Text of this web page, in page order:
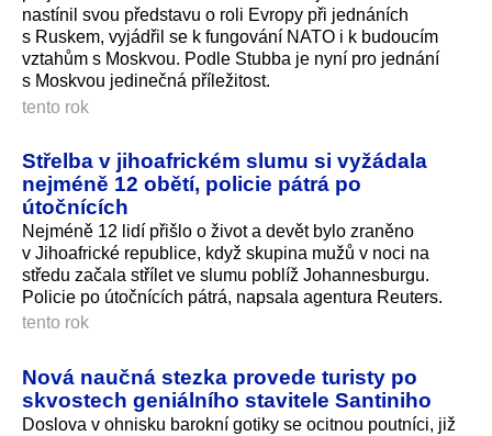
nastínil svou představu o roli Evropy při jednáních
s Ruskem, vyjádřil se k fungování NATO i k budoucím
vztahům s Moskvou. Podle Stubba je nyní pro jednání
s Moskvou jedinečná příležitost.
tento rok
Střelba v jihoafrickém slumu si vyžádala
nejméně 12 obětí, policie pátrá po
útočnících
Nejméně 12 lidí přišlo o život a devět bylo zraněno
v Jihoafrické republice, když skupina mužů v noci na
středu začala střílet ve slumu poblíž Johannesburgu.
Policie po útočnících pátrá, napsala agentura Reuters.
tento rok
Nová naučná stezka provede turisty po
skvostech geniálního stavitele Santiniho
Doslova v ohnisku barokní gotiky se ocitnou poutníci, již